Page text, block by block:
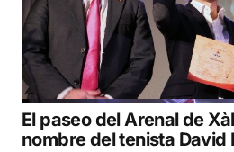
El paseo del Arenal de
nombre del tenista David